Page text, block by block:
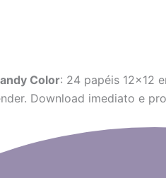
Color: 24 papéis 12×12
Download imediato e